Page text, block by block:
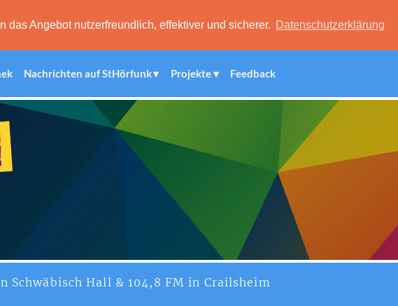
Angebot nutzerfreundlich, effektiver und sicherer. Datenschutzerklärung
Nachrichten auf StHörfunk Projekte Feedback
Schwäbisch Hall & 104,8 FM in Crailsheim